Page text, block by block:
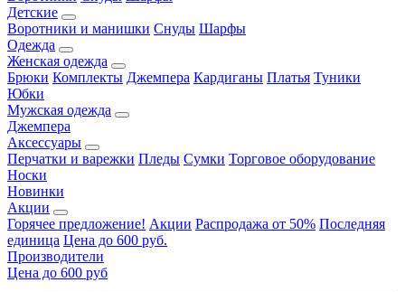
Детские
Воротники и манишки Снуды Шарфы
Одежда
Женская одежда
Брюки Комплекты Джемпера Кардиганы Платья Туники
Юбки
Мужская одежда
Джемпера
Аксессуары
Перчатки и варежки Пледы Сумки Торговое оборудование
Носки
Новинки
Акции
Горячее предложение! Акции Распродажа от 50% Последняя
единица Цена до 600 руб.
Производители
Цена до 600 руб